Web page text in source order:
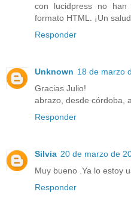
con lucidpress no
formato HTML. ¡Un
Responder
Unknown 18 de marzo
Gracias Julio!
abrazo, desde córdoba,
Responder
Silvia 20 de marzo de
Muy bueno .Ya lo estoy
Responder